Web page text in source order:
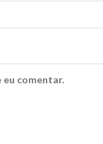
eu comentar.